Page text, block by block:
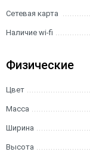
Сетевая карта
Наличие wi-fi
Физические
Цвет
Масса
Ширина
Высота